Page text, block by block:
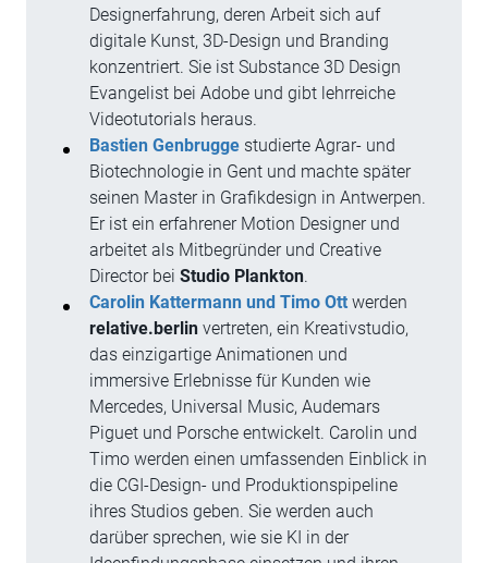
Designerfahrung, deren Arbeit sich auf
digitale Kunst, 3D-Design und Branding
konzentriert. Sie ist Substance 3D Design
Evangelist bei Adobe und gibt lehrreiche
Videotutorials heraus.
Bastien Genbruggestudierte Agrar- und
Biotechnologie in Gent und machte später
seinen Master in Grafikdesign in Antwerpen.
Er ist ein erfahrener Motion Designer und
arbeitet als Mitbegründer und Creative
Director bei Studio Plankton.
Carolin Kattermann und Timo Ottwerden
relative.berlin vertreten, ein Kreativstudio,
das einzigartige Animationen und
immersive Erlebnisse für Kunden wie
Mercedes, Universal Music, Audemars
Piguet und Porsche entwickelt. Carolin und
Timo werden einen umfassenden Einblick in
die CGI-Design- und Produktionspipeline
ihres Studios geben. Sie werden auch
darüber sprechen, wie sie KI in der